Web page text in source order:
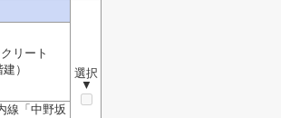
選択
▼
リート
）
線「中野坂